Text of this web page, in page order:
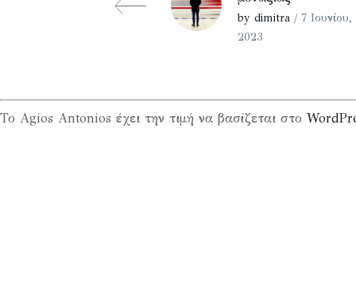
by dimitra / 7 Ιουνίου,
2023
Το Agios Antonios έχει την τιμή να βασίζεται στο